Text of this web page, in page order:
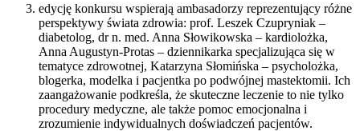
edycję konkursu wspierają ambasadorzy reprezentujący różne
perspektywy świata zdrowia: prof. Leszek Czupryniak –
diabetolog, dr n. med. Anna Słowikowska – kardiolożka,
Anna Augustyn-Protas – dziennikarka specjalizująca się w
tematyce zdrowotnej, Katarzyna Słomińska – psycholożka,
blogerka, modelka i pacjentka po podwójnej mastektomii. Ich
zaangażowanie podkreśla, że skuteczne leczenie to nie tylko
procedury medyczne, ale także pomoc emocjonalna i
zrozumienie indywidualnych doświadczeń pacjentów.